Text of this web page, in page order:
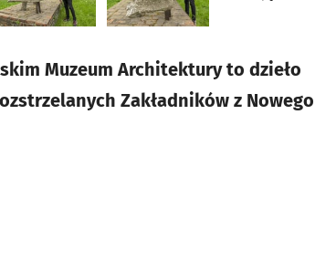
Muzeum Architektury to dzieło
Zakładników z Nowego